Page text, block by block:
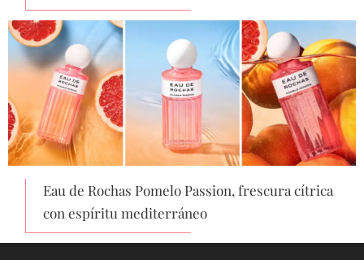
Eau de Rochas Pomelo Passion, frescura cítrica
con espíritu mediterráneo